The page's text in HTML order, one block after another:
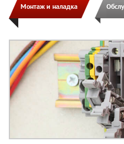
Монтаж и наладка